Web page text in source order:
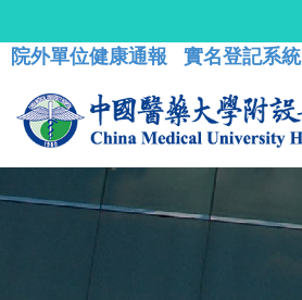
院外單位健康通報 實名登記系統